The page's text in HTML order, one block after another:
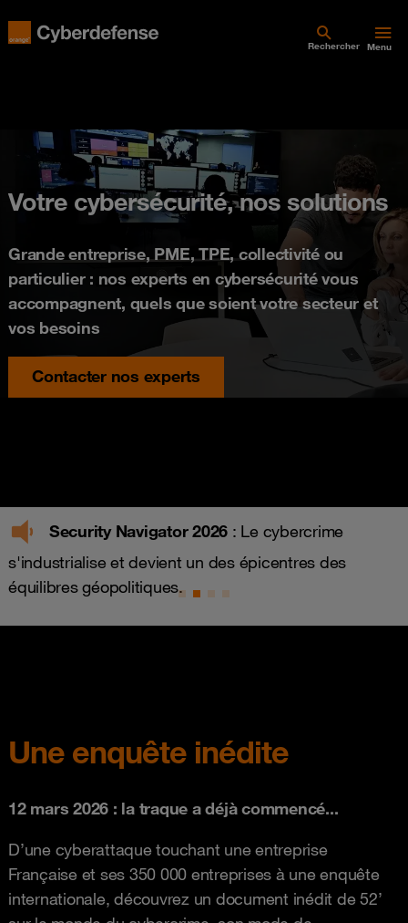
Rechercher Menu
Votre cybersécurité, nos solutions
Grande entreprise, PME, TPE, collectivité ou
particulier : nos experts en cybersécurité vous
accompagnent, quels que soient votre secteur et
vos besoins
Contacter nos experts
Security Navigator 2026 : Le cybercrime
s'industrialise et devient un des épicentres des
équilibres géopolitiques.
Une enquête inédite
12 mars 2026 : la traque a déjà commencé...
D’une cyberattaque touchant une entreprise
Française et ses 350 000 entreprises à une enquête
internationale, découvrez un document inédit de 52’